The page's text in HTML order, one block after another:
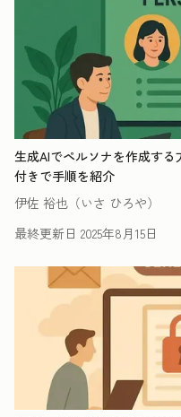
生成AIでペルソナを作成す
付きで手順を紹介
伊佐 裕也（いさ ひろや）
最終更新日 2025年8月15日